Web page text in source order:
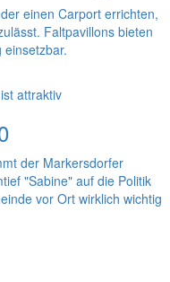
einen Carport errichten,
Faltpavillons bieten
attraktiv
der Markersdorfer
"Sabine" auf die Politik
vor Ort wirklich wichtig